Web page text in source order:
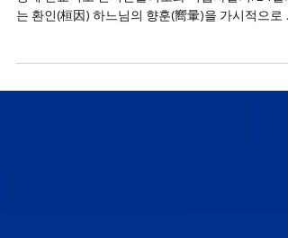
선교 창교주 취정원사님 가을교화 신성교화문. 환인
절과 24절기의 변화가 가장 분명한 나라이다.